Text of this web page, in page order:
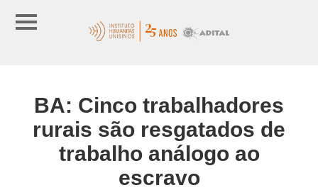
BA: Cinco trabalhadores
rurais são resgatados de
trabalho análogo ao
escravo